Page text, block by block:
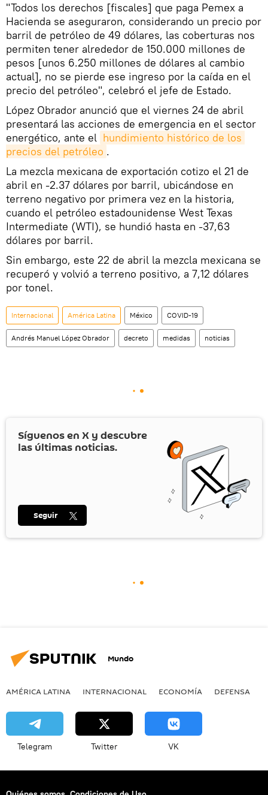
"Todos los derechos [fiscales] que paga Pemex a
Hacienda se aseguraron, considerando un precio por
barril de petróleo de 49 dólares, las coberturas nos
permiten tener alrededor de 150.000 millones de
pesos [unos 6.250 millones de dólares al cambio
actual], no se pierde ese ingreso por la caída en el
precio del petróleo", celebró el jefe de Estado.
López Obrador anunció que el viernes 24 de abril
presentará las acciones de emergencia en el sector
energético, ante el hundimiento histórico de los
precios del petróleo .
La mezcla mexicana de exportación cotizo el 21 de
abril en -2.37 dólares por barril, ubicándose en
terreno negativo por primera vez en la historia,
cuando el petróleo estadounidense West Texas
Intermediate (WTI), se hundió hasta en -37,63
dólares por barril.
Sin embargo, este 22 de abril la mezcla mexicana se
recuperó y volvió a terreno positivo, a 7,12 dólares
por tonel.
Internacional América Latina México COVID-19
Andrés Manuel López Obrador decreto medidas noticias
Síguenos en X y descubre
las últimas noticias.
Seguir
Mundo
AMÉRICA LATINA INTERNACIONAL ECONOMÍA DEFENSA
Telegram Twitter VK